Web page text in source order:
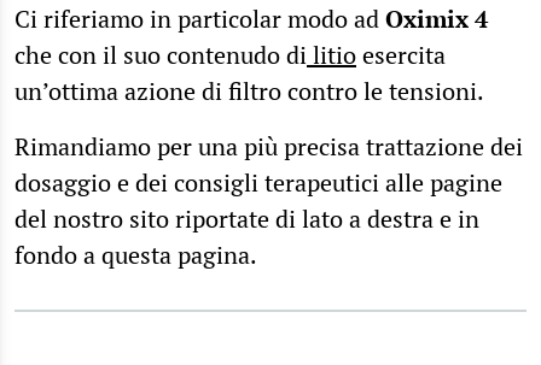
Ci riferiamo in particolar modo adOximix 4
che con il suo contenudo dilitioesercita
un’ottima azione di filtro contro le tensioni.
Rimandiamo per una più precisa trattazione dei
dosaggio e dei consigli terapeutici alle pagine
del nostro sito riportate di lato a destra e in
fondo a questa pagina.